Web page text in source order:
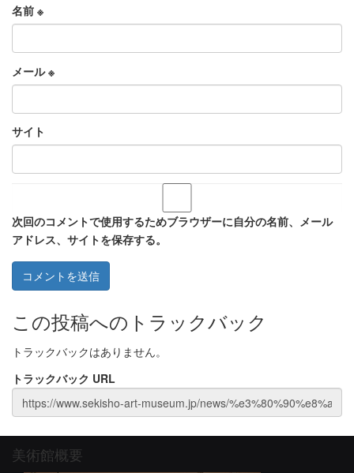
名前 ※
メール※
サイト
次回のコメントで使用するためブラウザーに自分の名前、メール
アドレス、サイトを保存する。
この投稿へのトラックバック
トラックバックはありません。
トラックバック URL
美術館概要